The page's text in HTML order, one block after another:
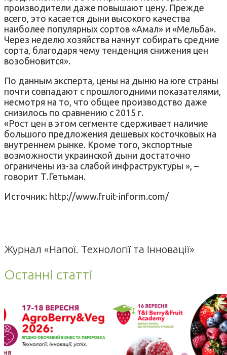
производители даже повышают цену. Прежде
всего, это касается дыни высокого качества
наиболее популярных сортов «Амал» и «Мельба».
Через неделю хозяйства начнут собирать средние
сорта, благодаря чему тенденция снижения цен
возобновится».
По данным эксперта, цены на дыню на юге страны
почти совпадают с прошлогодними показателями,
несмотря на то, что общее производство даже
снизилось по сравнению с 2015 г.
«Рост цен в этом сегменте сдерживает наличие
большого предложения дешевых косточковых на
внутреннем рынке. Кроме того, экспортные
возможности украинской дыни достаточно
ограничены из-за слабой инфраструктуры », –
говорит Т.Гетьман.
Источник: http://www.fruit-inform.com/
Журнал «Напої. Технології та Інновації»
Останні статті